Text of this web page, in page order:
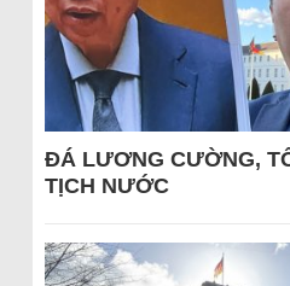
ĐÁ LƯƠNG CƯỜNG,
TỊCH NƯỚC